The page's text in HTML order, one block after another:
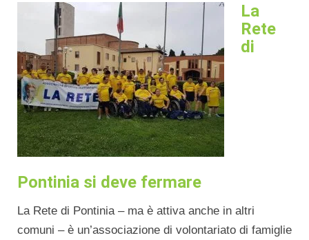
La
Rete
di
Pontinia si deve fermare
La Rete di Pontinia – ma è attiva anche in altri
comuni – è un’associazione di volontariato di famiglie